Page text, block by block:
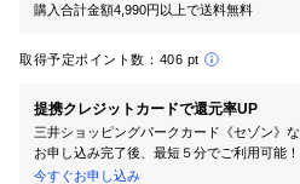
購入合計金額4,990円以上で送料無料
取得予定ポイント数： 406 pt
提携クレジットカードで還元率UP
三井ショッピングパークカード《セゾン》
お申し込み完了後、最短５分でご利用可能！
今すぐお申し込み